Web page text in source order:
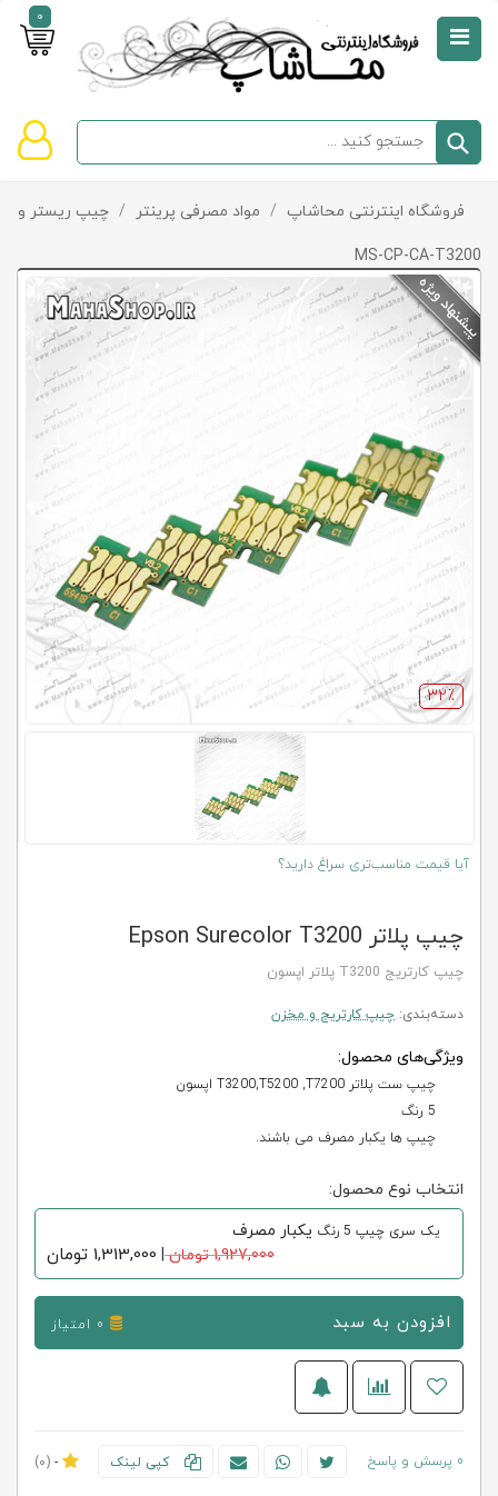
0
صفحه
دسته‌بندی
تخفیف‌ها
و
پیشنهادها
تماس
محاشاپ
سبد
خالی
است
فروشگاه اینترنتی محاشاپ / مواد مصرفی پرینتر / چیپ ریستر و
MS-CP-CA-T3200
32٪
آیا قیمت مناسب‌تری سراغ دارید؟
چیپ پلاتر Epson Surecolor T3200
چیپ کارتریج T3200 پلاتر اپسون
دسته‌بندی: چیپ کارتریج و مخزن
ویژگی‌های محصول:
چیپ ست پلاتر T3200,T5200 ,T7200 اپسون
5 رنگ
چیپ ها یکبار مصرف می باشند.
انتخاب نوع محصول:
یک سری چیپ 5 رنگ
یکبار مصرف
1,927,000 تومان
|
1,313,000 تومان
افزودن به سبد
0 پرسش و پاسخ کپی لینک -
(0)